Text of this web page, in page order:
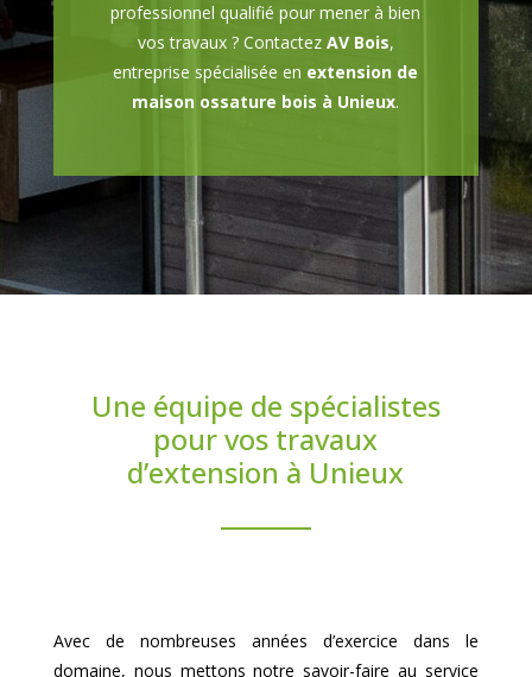
professionnel qualifié pour mener à bien
vos travaux ? Contactez AV Bois,
entreprise spécialisée en extension de
maison ossature bois à Unieux.
Une équipe de spécialistes
pour vos travaux
d’extension à Unieux
Avec de nombreuses années d’exercice dans le
domaine, nous mettons notre savoir-faire au service